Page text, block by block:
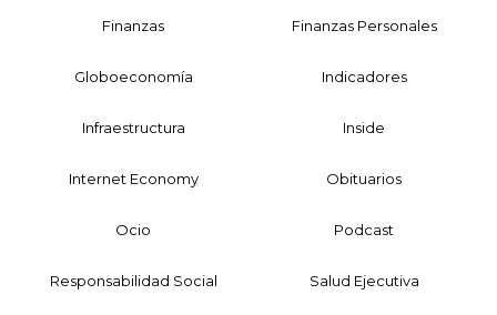
Finanzas Finanzas Personales
Globoeconomía Indicadores
Infraestructura Inside
Internet Economy Obituarios
Ocio Podcast
Responsabilidad Social Salud Ejecutiva